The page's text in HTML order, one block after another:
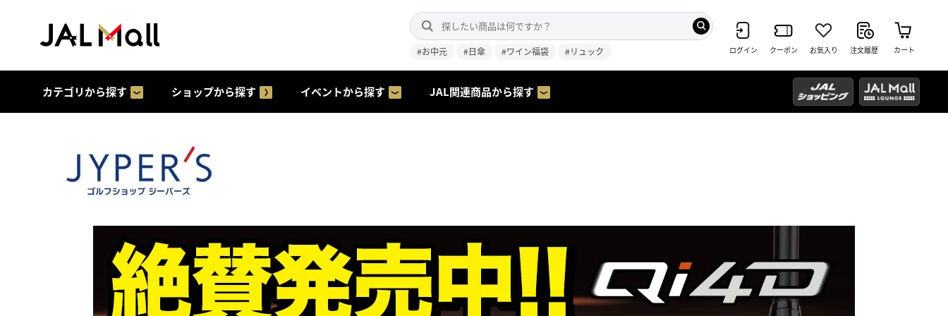
#お中元 #日傘 #ワイン福袋 #リュック ログイン クーポン お気入り 注文履歴 カート
カテゴリから探す ショップから探す イベントから探す JAL関連商品から探す